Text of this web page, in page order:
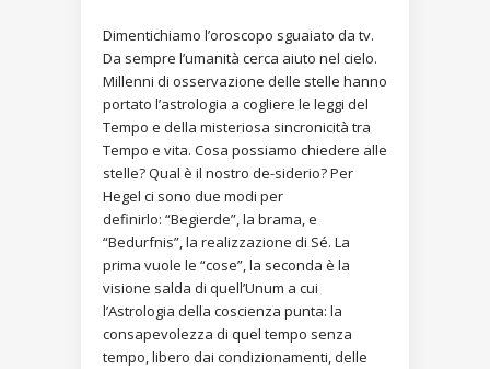
Dimentichiamo l’oroscopo sguaiato da tv.
Da sempre l’umanità cerca aiuto nel cielo.
Millenni di osservazione delle stelle hanno
portato l’astrologia a cogliere le leggi del
Tempo e della misteriosa sincronicità tra
Tempo e vita. Cosa possiamo chiedere alle
stelle? Qual è il nostro de-siderio? Per
Hegel ci sono due modi per
definirlo: “Begierde”, la brama, e
“Bedurfnis”, la realizzazione di Sé. La
prima vuole le “cose”, la seconda è la
visione salda di quell’Unum a cui
l’Astrologia della coscienza punta: la
consapevolezza di quel tempo senza
tempo, libero dai condizionamenti, delle